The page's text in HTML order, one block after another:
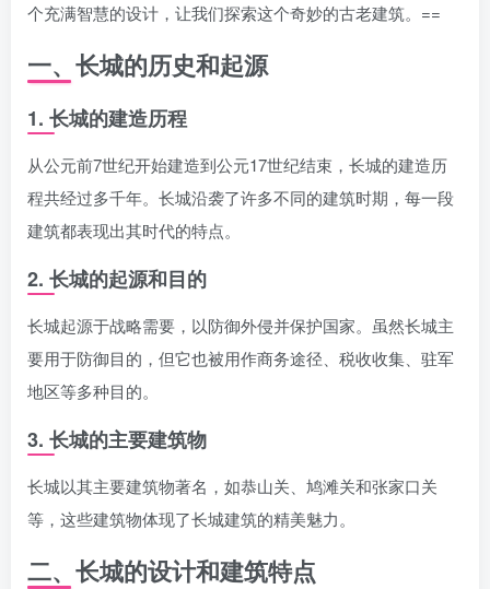
个充满智慧的设计，让我们探索这个奇妙的古老建筑。==
一、长城的历史和起源
1. 长城的建造历程
从公元前7世纪开始建造到公元17世纪结束，长城的建造历
程共经过多千年。长城沿袭了许多不同的建筑时期，每一段
建筑都表现出其时代的特点。
2. 长城的起源和目的
长城起源于战略需要，以防御外侵并保护国家。虽然长城主
要用于防御目的，但它也被用作商务途径、税收收集、驻军
地区等多种目的。
3. 长城的主要建筑物
长城以其主要建筑物著名，如恭山关、鸠滩关和张家口关
等，这些建筑物体现了长城建筑的精美魅力。
二、长城的设计和建筑特点